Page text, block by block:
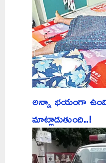
అన్నా భయంగా
మాట్లాడుతుంది..!